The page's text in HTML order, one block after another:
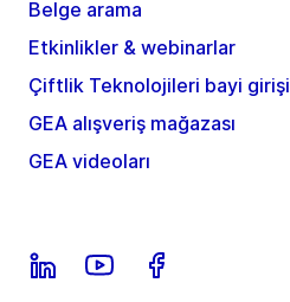
Belge arama
Etkinlikler & webinarlar
Çiftlik Teknolojileri bayi girişi
GEA alışveriş mağazası
GEA videoları